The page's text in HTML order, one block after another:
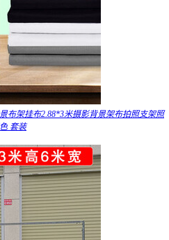
布架挂布2.88*3米摄影背景架布拍照支架照
套装